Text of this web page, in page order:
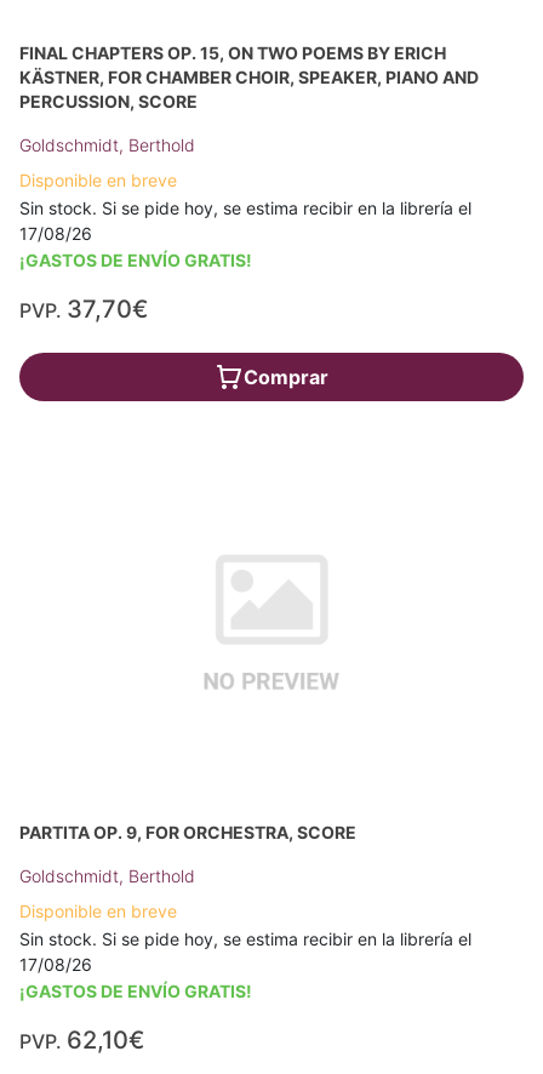
FINAL CHAPTERS OP. 15, ON TWO POEMS BY ERICH
KÄSTNER, FOR CHAMBER CHOIR, SPEAKER, PIANO AND
PERCUSSION, SCORE
Goldschmidt, Berthold
Disponible en breve
Sin stock. Si se pide hoy, se estima recibir en la librería el
17/08/26
¡GASTOS DE ENVÍO GRATIS!
PVP. 37,70€
Comprar
PARTITA OP. 9, FOR ORCHESTRA, SCORE
Goldschmidt, Berthold
Disponible en breve
Sin stock. Si se pide hoy, se estima recibir en la librería el
17/08/26
¡GASTOS DE ENVÍO GRATIS!
PVP. 62,10€